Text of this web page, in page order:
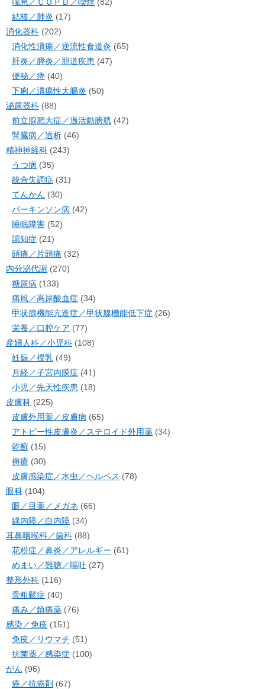
結核／肺炎 (17)
消化器科 (202)
消化性潰瘍／逆流性食道炎 (65)
肝炎／膵炎／胆道疾患 (47)
便秘／痔 (40)
下痢／潰瘍性大腸炎 (50)
泌尿器科 (88)
前立腺肥大症／過活動膀胱 (42)
腎臓病／透析 (46)
精神神経科 (243)
うつ病 (35)
統合失調症 (31)
てんかん (30)
パーキンソン病 (42)
睡眠障害 (52)
認知症 (21)
頭痛／片頭痛 (32)
内分泌代謝 (270)
糖尿病 (133)
痛風／高尿酸血症 (34)
甲状腺機能亢進症／甲状腺機能低下症 (26)
栄養／口腔ケア (77)
産婦人科／小児科 (108)
妊娠／授乳 (49)
月経／子宮内膜症 (41)
小児／先天性疾患 (18)
皮膚科 (225)
皮膚外用薬／皮膚病 (65)
アトピー性皮膚炎／ステロイド外用薬 (34)
乾癬 (15)
褥瘡 (30)
皮膚感染症／水虫／ヘルペス (78)
眼科 (104)
眼／目薬／メガネ (66)
緑内障／白内障 (34)
耳鼻咽喉科／歯科 (88)
花粉症／鼻炎／アレルギー (61)
めまい／難聴／嘔吐 (27)
整形外科 (116)
骨粗鬆症 (40)
痛み／鎮痛薬 (76)
感染／免疫 (151)
免疫／リウマチ (51)
抗菌薬／感染症 (100)
がん (96)
癌／抗癌剤 (67)